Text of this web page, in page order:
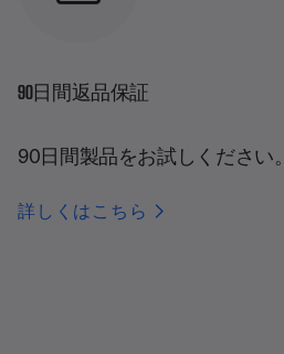
90日間返品保証
90日間製品をお試しください。
詳しくはこちら